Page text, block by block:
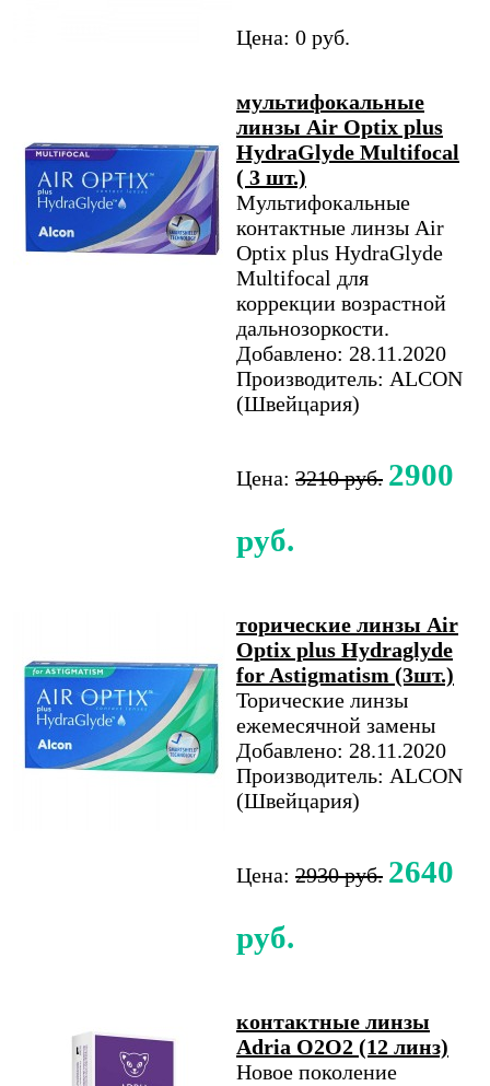
Цена: 0 руб.
мультифокальные
линзы Air Optix plus
HydraGlyde Multifocal
( 3 шт.)
Мультифокальные
контактные линзы Air
Optix plus HydraGlyde
Multifocal для
коррекции возрастной
дальнозоркости.
Добавлено: 28.11.2020
Производитель: ALCON
(Швейцария)
Цена: 3210 руб. 2900
руб.
торические линзы Air
Optix plus Hydraglyde
for Astigmatism (3шт.)
Торические линзы
ежемесячной замены
Добавлено: 28.11.2020
Производитель: ALCON
(Швейцария)
Цена: 2930 руб. 2640
руб.
контактные линзы
Adria O2O2 (12 линз)
Новое поколение